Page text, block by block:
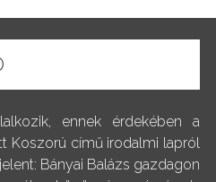
ennek érdekében a
Koszorú című irodalmi lapról
Bányai Balázs gazdagon